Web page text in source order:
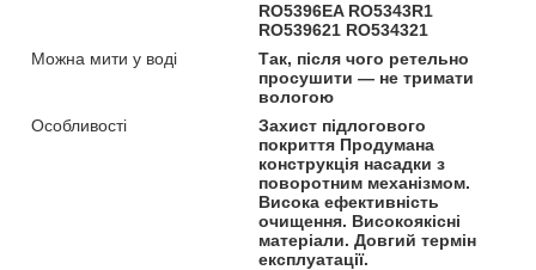
RO5396EA RO5343R1
RO539621 RO534321
Можна мити у воді
Так, після чого ретельно
просушити — не тримати
вологою
Особливості
Захист підлогового
покриття Продумана
конструкція насадки з
поворотним механізмом.
Висока ефективність
очищення. Високоякісні
матеріали. Довгий термін
експлуатації.